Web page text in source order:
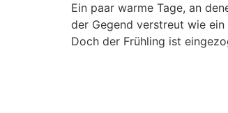
Ein paar warme Tage, an
der Gegend verstreut wie
Doch der Frühling ist